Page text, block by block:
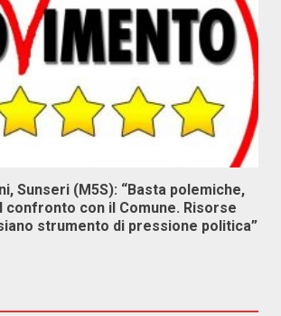
Sunseri (M5S): “Basta polemiche,
confronto con il Comune. Risorse
strumento di pressione politica”